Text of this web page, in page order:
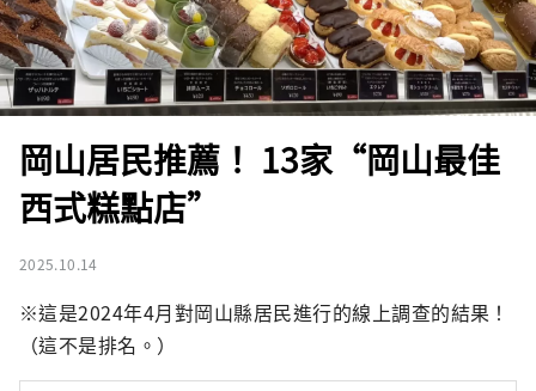
岡山居民推薦！ 13家“岡山最佳
西式糕點店”
2025.10.14
※這是2024年4月對岡山縣居民進行的線上調查的結果！
（這不是排名。）